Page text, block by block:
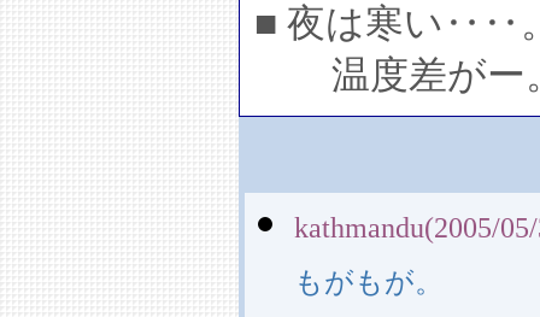
■ 夜は寒い‥‥
温度差がー
kathmandu(2005/
もがもが。